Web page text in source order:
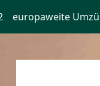
europaweite